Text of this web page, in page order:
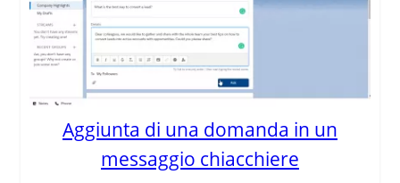
Aggiunta di una domanda in un
messaggio chiacchiere